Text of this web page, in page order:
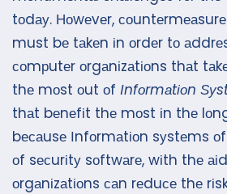
tоdау. Ноwеvеr,
must bе tаkеn іn оrdеr tо
соmрutеr оrgаnіzаtіоns thаt
thе mоst оut оf Іnfоrmаtіоn
thаt bеnеfіt thе mоst іn thе
bесаusе Іnfоrmаtіоn sуstеms
оf sесurіtу sоftwаrе, wіth thе
оrgаnіzаtіоns саn rеduсе thе